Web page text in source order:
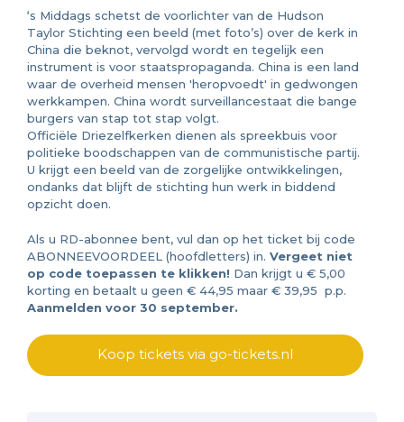
‘s Middags schetst de voorlichter van de Hudson
Taylor Stichting een beeld (met foto’s) over de kerk in
China die beknot, vervolgd wordt en tegelijk een
instrument is voor staatspropaganda. China is een land
waar de overheid mensen 'heropvoedt' in gedwongen
werkkampen. China wordt surveillancestaat die bange
burgers van stap tot stap volgt.
Officiële Driezelfkerken dienen als spreekbuis voor
politieke boodschappen van de communistische partij.
U krijgt een beeld van de zorgelijke ontwikkelingen,
ondanks dat blijft de stichting hun werk in biddend
opzicht doen.
Als u RD-abonnee bent, vul dan op het ticket bij code
ABONNEEVOORDEEL (hoofdletters) in. Vergeet niet
op code toepassen te klikken! Dan krijgt u € 5,00
korting en betaalt u geen € 44,95 maar € 39,95 p.p.
Aanmelden voor 30 september.
Koop tickets via go-tickets.nl